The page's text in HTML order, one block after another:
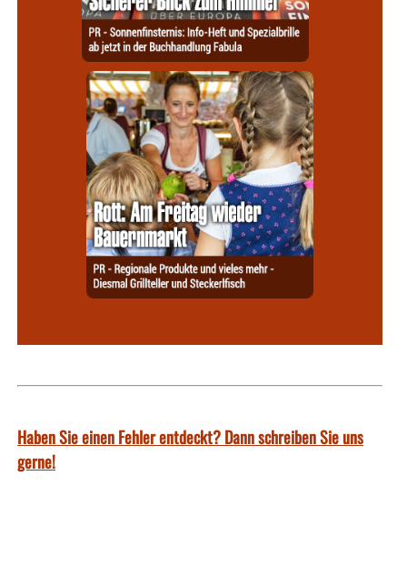
Haben Sie einen Fehler entdeckt? Dann schreiben Sie uns
gerne!